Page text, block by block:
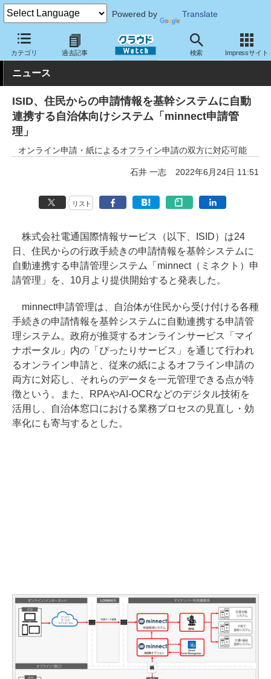
Powered by Translate
カテゴリ 過去記事 検索 Impressサイト
クラウド Watch サービス・ソフト ソフトウェア 業務関連ソフ
ニュース
ISID、住民からの申請情報を基幹システムに自動
連携する自治体向けシステム「minnect申請管
理」
オンライン申請・紙によるオフライン申請の双方に対応可能
石井 一志 2022年6月24日 11:51
リスト
株式会社電通国際情報サービス（以下、ISID）は24
日、住民からの行政手続きの申請情報を基幹システムに
自動連携する申請管理システム「minnect（ミネクト）申
請管理」を、10月より提供開始すると発表した。
minnect申請管理は、自治体が住民から受け付ける各種
手続きの申請情報を基幹システムに自動連携する申請管
理システム。政府が推奨するオンラインサービス「マイ
ナポータル」内の「ぴったりサービス」を通じて行われ
るオンライン申請と、従来の紙によるオフライン申請の
両方に対応し、それらのデータを一元管理できる点が特
徴という。また、RPAやAI-OCRなどのデジタル技術を
活用し、自治体窓口における業務プロセスの見直し・効
率化にも寄与するとした。